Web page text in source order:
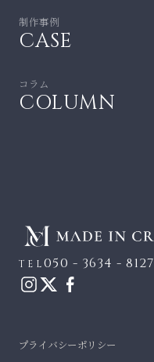
制作事例
CASE
コラム
COLUMN
TEL050 - 3634 - 8127
プライバシーポリシー